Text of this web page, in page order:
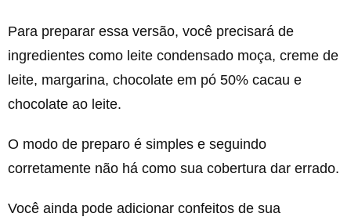
Para preparar essa versão, você precisará de
ingredientes como leite condensado moça, creme de
leite, margarina, chocolate em pó 50% cacau e
chocolate ao leite.
O modo de preparo é simples e seguindo
corretamente não há como sua cobertura dar errado.
Você ainda pode adicionar confeitos de sua